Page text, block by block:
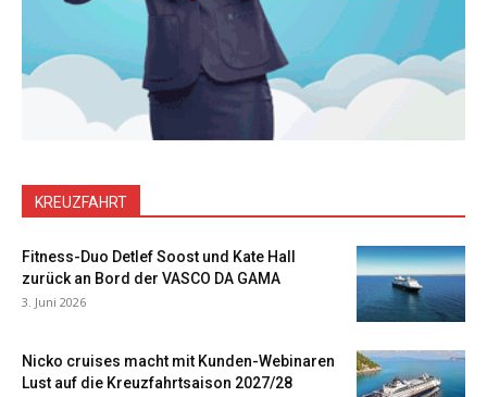
KREUZFAHRT
Fitness-Duo Detlef Soost und Kate Hall
zurück an Bord der VASCO DA GAMA
3. Juni 2026
Nicko cruises macht mit Kunden-Webinaren
Lust auf die Kreuzfahrtsaison 2027/28